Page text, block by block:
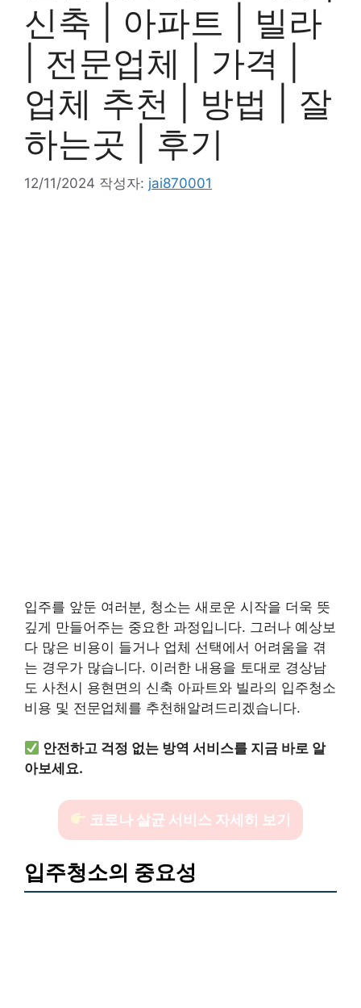
신축 | 아파트 | 빌라
| 전문업체 | 가격 |
업체 추천 | 방법 | 잘
하는곳 | 후기
12/11/2024 작성자: jai870001
입주를 앞둔 여러분, 청소는 새로운 시작을 더욱 뜻
깊게 만들어주는 중요한 과정입니다. 그러나 예상보
다 많은 비용이 들거나 업체 선택에서 어려움을 겪
는 경우가 많습니다. 이러한 내용을 토대로 경상남
도 사천시 용현면의 신축 아파트와 빌라의 입주청소
비용 및 전문업체를 추천해알려드리겠습니다.
안전하고 걱정 없는 방역 서비스를 지금 바로 알
아보세요.
코로나 살균 서비스 자세히 보기
입주청소의 중요성